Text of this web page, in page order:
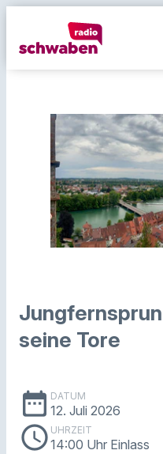
seine Tore
date_range DATUM
12. Juli 2026
schedule UHRZEIT
14:00 Uhr Einlass